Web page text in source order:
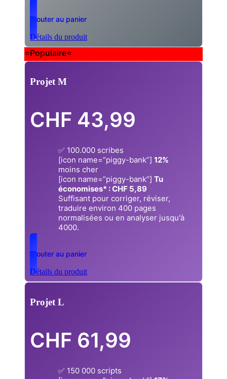
Ajouter au panier
Détails du produit
⭐Populaire⭐
Projet M
CHF 43,99
✅ 100.000 scribes
[icon name=”piggy-bank”] 12%
moins cher
[icon name=”piggy-bank”] Tu
économises* : CHF 5,89
Suffisant pour corriger, réviser,
traduire environ 400 pages
normalisées ou en analyser jusqu'à
4000.
Ajouter au panier
Détails du produit
Projet L
CHF 61,99
✅ 150 000 scripts